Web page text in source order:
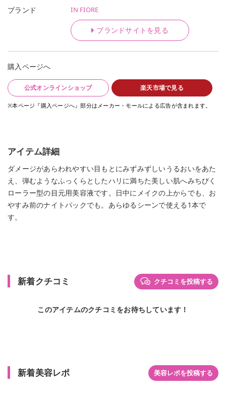
ブランド IN FIORE
ブランドサイトを見る
購入ページへ
公式オンラインショップ 楽天市場で見る
※本ページ『購入ページへ』部分はメーカー・モールによる広告が含まれます。
アイテム詳細
ダメージがあらわれやすい目もとにみずみずしいうるおいをあた
え、弾むようなふっくらとしたハリに満ちた美しい肌へみちびく
ローラー型の目元用美容液です。日中にメイクの上からでも、お
やすみ前のナイトパックでも。あらゆるシーンで使える1本で
す。
新着クチコミ クチコミを投稿する
このアイテムのクチコミをお待ちしています！
新着美容レポ 美容レポを投稿する